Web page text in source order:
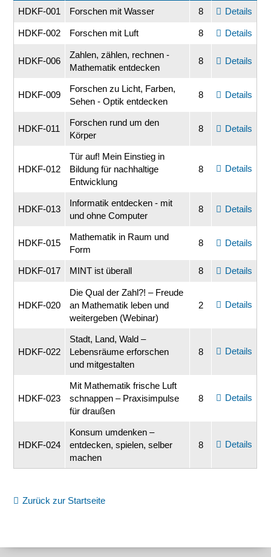
HDKF-001 Forschen mit Wasser 8 Details
HDKF-002 Forschen mit Luft 8 Details
HDKF-006
Zahlen, zählen, rechnen -
Mathematik entdecken
8 Details
HDKF-009
Forschen zu Licht, Farben,
Sehen - Optik entdecken
8 Details
HDKF-011
Forschen rund um den
Körper
8 Details
HDKF-012
Tür auf! Mein Einstieg in
Bildung für nachhaltige
Entwicklung
8 Details
HDKF-013
Informatik entdecken - mit
und ohne Computer
8 Details
HDKF-015
Mathematik in Raum und
Form
8 Details
HDKF-017 MINT ist überall 8 Details
HDKF-020
Die Qual der Zahl?! – Freude
an Mathematik leben und
weitergeben (Webinar)
2 Details
HDKF-022
Stadt, Land, Wald –
Lebensräume erforschen
und mitgestalten
8 Details
HDKF-023
Mit Mathematik frische Luft
schnappen – Praxisimpulse
für draußen
8 Details
HDKF-024
Konsum umdenken –
entdecken, spielen, selber
machen
8 Details
Zurück zur Startseite